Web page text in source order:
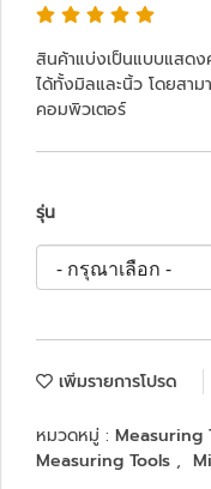
สินค้าแบ่งเป็นแบบแสดง
ได้ทั้งมิลและนิ้ว โดยสา
คอมพิวเตอร์
รุ่น
เพิ่มรายการโปรด
หมวดหมู่ : Measuring
Measuring Tools ,